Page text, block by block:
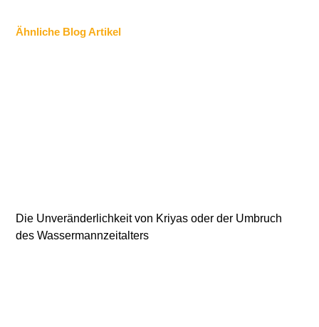
Ähnliche Blog Artikel
Die Unveränderlichkeit von Kriyas oder der Umbruch
des Wassermannzeitalters